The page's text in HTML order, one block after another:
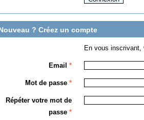
? Créez un compte
En vous
Email *
Mot de passe *
Répéter votre mot de
passe *